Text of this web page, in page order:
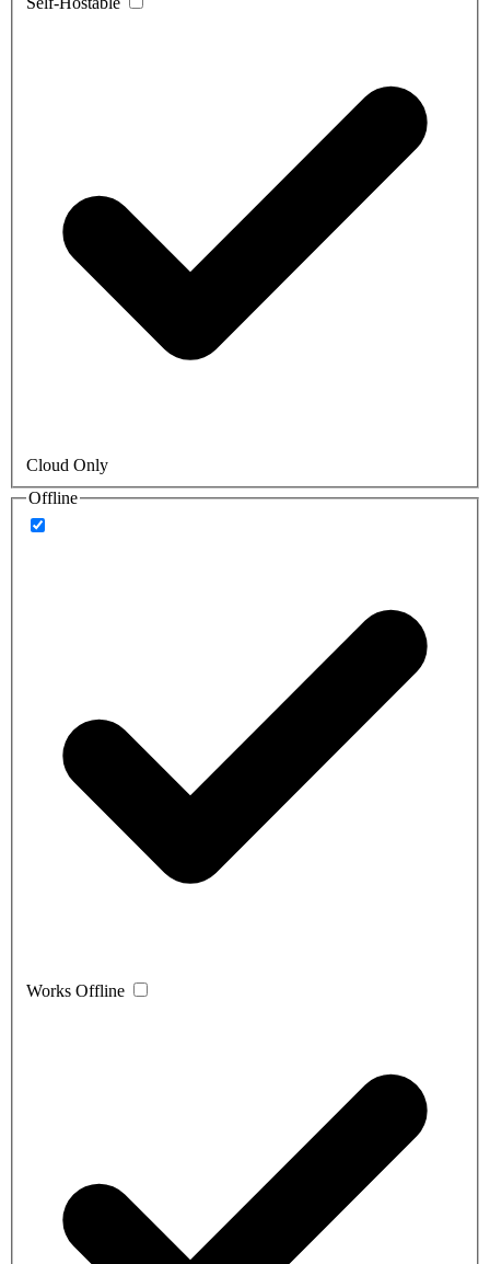
Cloud Only
Offline
Works Offline